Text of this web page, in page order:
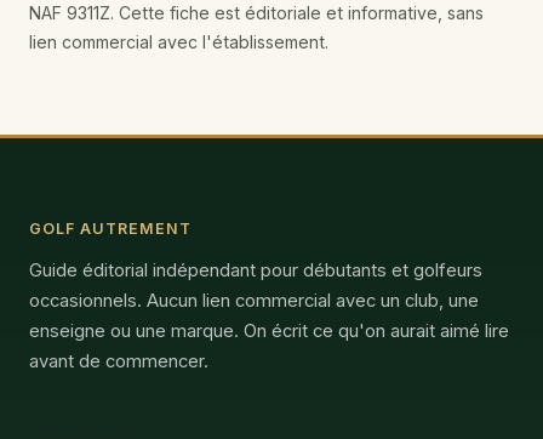
NAF 9311Z. Cette fiche est éditoriale et informative, sans
lien commercial avec l'établissement.
GOLF AUTREMENT
Guide éditorial indépendant pour débutants et golfeurs
occasionnels. Aucun lien commercial avec un club, une
enseigne ou une marque. On écrit ce qu'on aurait aimé lire
avant de commencer.